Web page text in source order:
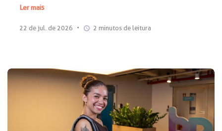
Ler mais
22 de jul. de 2026 • 2 minutos de leitura